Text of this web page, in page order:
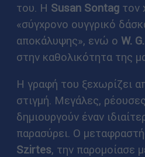
του. Η Susan Sontagτον
«σύγχρονο ουγγρικό
αποκάλυψης», ενώ ο W.
στην καθολικότητα της
Η γραφή του ξεχωρίζει
στιγμή. Μεγάλες,
δημιουργούν έναν
παρασύρει. Ο
Szirtes, την παρομοίασε